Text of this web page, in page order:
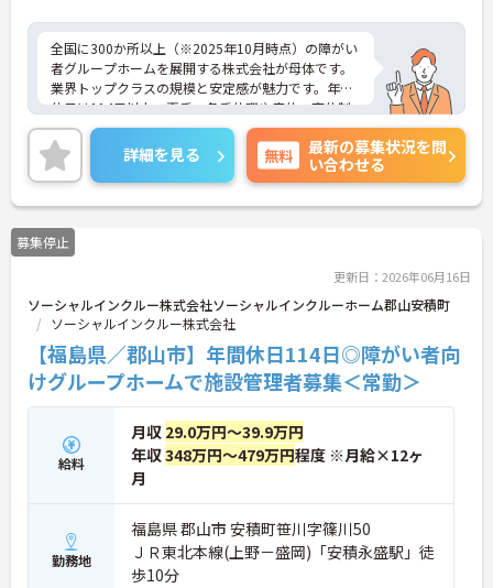
全国に300か所以上（※2025年10月時点）の障がい
者グループホームを展開する株式会社が母体です。
業界トップクラスの規模と安定感が魅力です。年間
休日は114日以上、夏季・冬季休暇や産休・育休制
度もしっかり整っており、プライベートとの両立も
可能。これまでのご経験を活かし、新しいキャリア
を築きたい方、ぜひご応募ください。20代から60代
まで、幅広い年代の方が活躍できる職場です。ご興
味のある方は詳細等をお伝えしますので、お気軽に
お問い合わせください。
詳細を見る 無料
最新の募集状況を問
い合わせる
募集停止
更新日：2026年06月16日
ソーシャルインクルー株式会社ソーシャルインクルーホーム郡山安積町
ソーシャルインクルー株式会社
【福島県／郡山市】年間休日114日◎障がい者向
けグループホームで施設管理者募集＜常勤＞
給料
月収 29.0万円～39.9万円
年収348万円～479万円程度 ※月給×12ヶ
月
勤務地
福島県 郡山市 安積町笹川字篠川50
ＪＲ東北本線(上野－盛岡)「安積永盛駅」徒
歩10分